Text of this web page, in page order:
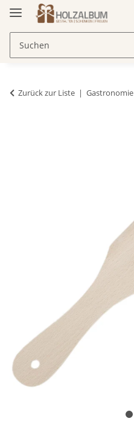
Zurück zur Liste Gastronomie